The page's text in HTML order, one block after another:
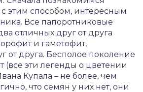
этим способом, интересным
Все папоротниковые
отличных друг от друга
и гаметофит,
от друга. Бесполое поколение
(все эти легенды о цветении
Купала – не более, чем
что семян у них нет, они